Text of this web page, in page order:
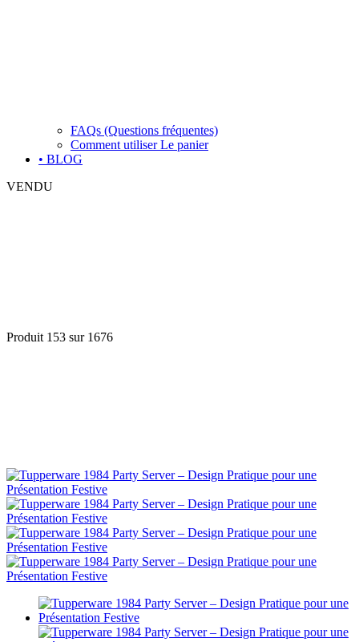
FAQs (Questions fréquentes)
Comment utiliser Le panier
• BLOG
VENDU
Produit 153 sur 1676